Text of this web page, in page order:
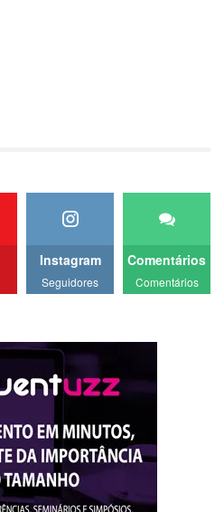
Instagram
Seguidores
Comentários
Comentários